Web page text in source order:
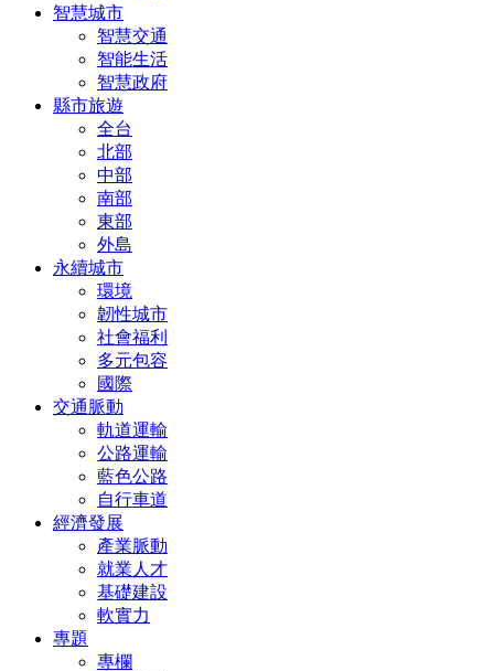
智慧城市
智慧交通
智能生活
智慧政府
縣市旅遊
全台
北部
中部
南部
東部
外島
永續城市
環境
韌性城市
社會福利
多元包容
國際
交通脈動
軌道運輸
公路運輸
藍色公路
自行車道
經濟發展
產業脈動
就業人才
基礎建設
軟實力
專題
專欄